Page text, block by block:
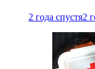
2 года спустя2